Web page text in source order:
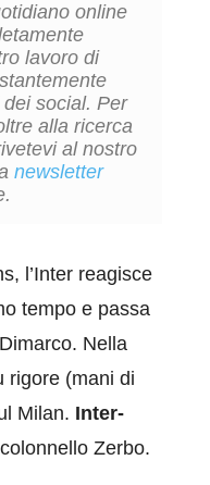
online
lavoro di
social. Per
alla ricerca
al nostro
newsletter
l’Inter reagisce
tempo e passa
Nella
rigore (mani di
Milan. Inter-
Zerbo.